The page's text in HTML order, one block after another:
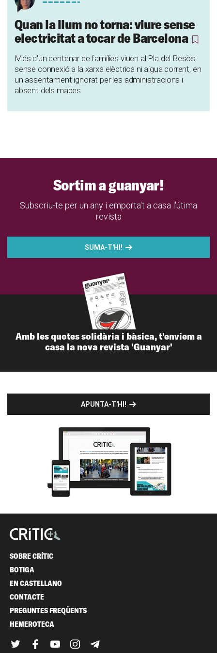
Quan la llum no torna: viure sense
electricitat a tocar de Barcelona
Més d'un centenar de famílies viuen al Pla del Besòs
sense connexió a la xarxa elèctrica ni aigua corrent, en
un assentament ignorat per les administracions i
absent dels mapes
Sortim a guanyar!
Subscriu-te per un any i emporta't a casa l'útima
revista
SUMA-T'HI!
Amb les quotes solidària i bàsica, t'enviem a
casa la nova revista 'Guanyar'
APUNTA-T'HI!
SOBRE CRÍTIC
BOTIGA
EN CASTELLANO
CONTACTE
PREGUNTES FREQÜENTS
HEMEROTECA
TwitterFacebook
YouTubeInstagram